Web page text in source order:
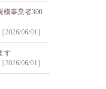
模事業者300
［2026/06/01］
す
［2026/06/01］